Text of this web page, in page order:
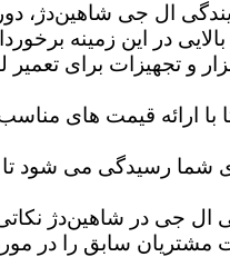
ال جی شاهین‌دژ،
در این زمینه
و تجهیزات برای
ارائه قیمت های
رسیدگی می شود تا
ال جی در شاهین‌دژ
مشتریان سابق را در